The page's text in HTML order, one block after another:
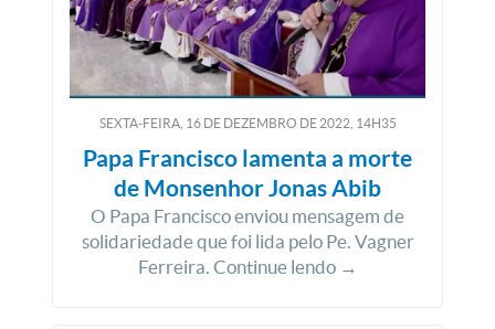
SEXTA-FEIRA, 16DEDEZEMBRO DE2022, 14H35
Papa Francisco lamenta a morte
de Monsenhor Jonas Abib
O Papa Francisco enviou mensagem de
solidariedade que foi lida pelo Pe. Vagner
Ferreira. Continue lendo →